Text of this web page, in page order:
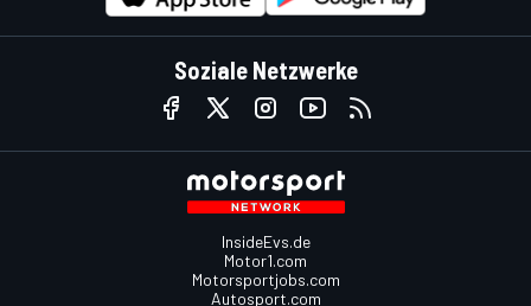
Soziale Netzwerke
InsideEvs.de
Motor1.com
Motorsportjobs.com
Autosport.com